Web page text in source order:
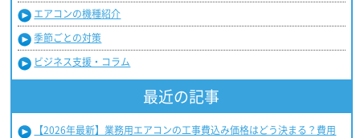
エアコンの機種紹介
季節ごとの対策
ビジネス支援・コラム
最近の記事
【2026年最新】業務用エアコンの工事費込み価格はどう決まる？費用